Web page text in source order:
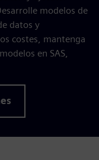
modelos de
datos y
costes, mantenga
en SAS,